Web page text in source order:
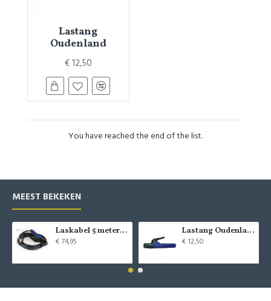
Lastang
Oudenland
€ 12,50
You have reached the end of the list.
MEEST BEKEKEN
Laskabel 5 meter inclusief tang
€ 74,95
Lastang Oudenland
€ 12,50